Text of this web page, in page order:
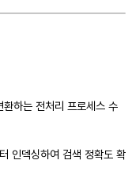
하는 전처리 프로세스 수
인덱싱하여 검색 정확도 확